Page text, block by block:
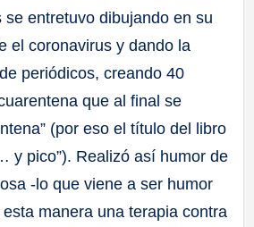
entretuvo dibujando en su
el coronavirus y dando la
periódicos, creando 40
que al final se
(por eso el título del libro
y pico”). Realizó así humor de
-lo que viene a ser humor
manera una terapia contra